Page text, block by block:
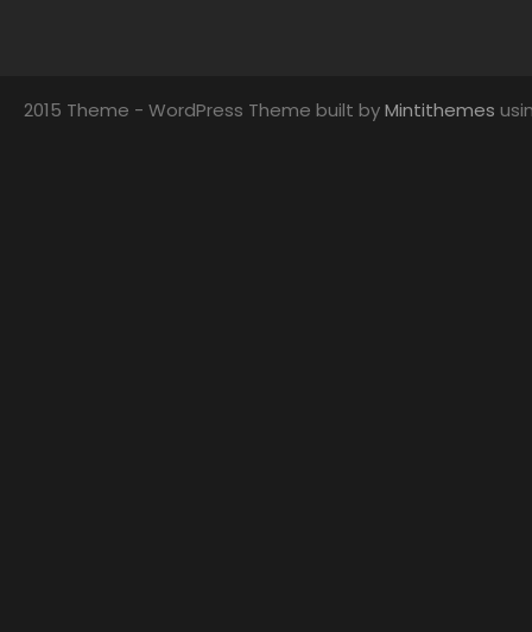
2015 Theme - WordPress Theme built byMintithemes